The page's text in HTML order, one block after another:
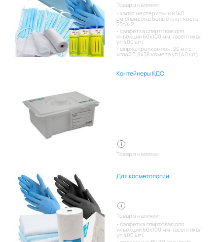
Товар в наличии:
халат нестерильный 140
см,спандонд белые плотность
25г/м2
салфетка спиртовая для
инъекций 60х100 мм. /асептика/
уп 400 шт/
шприц трехкомпон. 20 мл с
иглой 0,8х38 комета уп (40 шт)
Контейнеры КДС
Товар в наличии
Для косметологии
Товар в наличии:
салфетка спиртовая для
инъекций 60х100 мм. /асептика/
уп 400 шт/